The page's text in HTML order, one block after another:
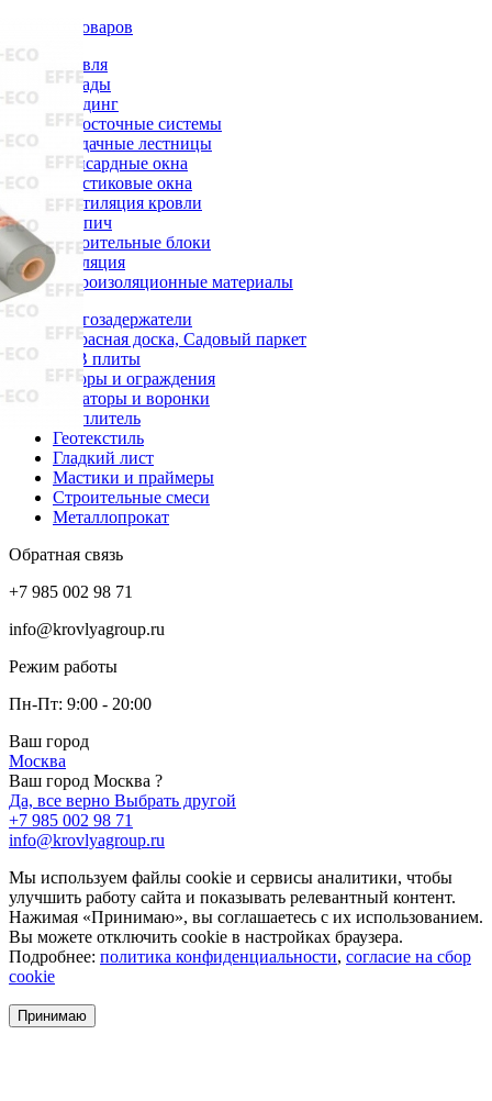
Каталог товаров
Кровля
Фасады
Сайдинг
Водосточные системы
Чердачные лестницы
Мансардные окна
Пластиковые окна
Вентиляция кровли
Кирпич
Строительные блоки
Изоляция
Гидроизоляционные материалы
Снегозадержатели
Террасная доска, Садовый паркет
OSB плиты
Заборы и ограждения
Аэраторы и воронки
Утеплитель
Геотекстиль
Гладкий лист
Мастики и праймеры
Строительные смеси
Металлопрокат
Обратная связь
+7 985 002 98 71
info@krovlyagroup.ru
Режим работы
Пн-Пт: 9:00 - 20:00
Ваш город
Москва
Ваш город Москва ?
Да, все верно Выбрать другой
+7 985 002 98 71
info@krovlyagroup.ru
Мы используем файлы cookie и сервисы аналитики, чтобы
улучшить работу сайта и показывать релевантный контент.
Нажимая «Принимаю», вы соглашаетесь с их использованием.
Вы можете отключить cookie в настройках браузера.
Подробнее: политика конфиденциальности, согласие на сбор
cookie
Принимаю